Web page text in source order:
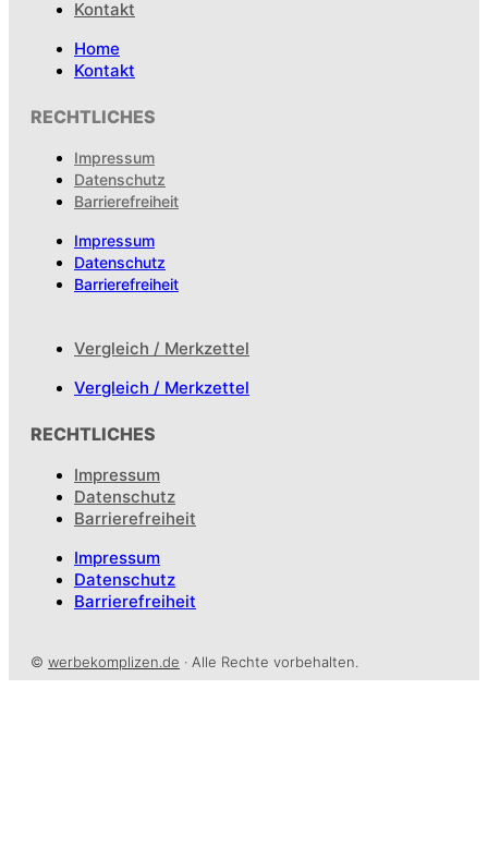
Kontakt
Home
Kontakt
RECHTLICHES
Impressum
Datenschutz
Barrierefreiheit
Impressum
Datenschutz
Barrierefreiheit
Vergleich / Merkzettel
Vergleich / Merkzettel
RECHTLICHES
Impressum
Datenschutz
Barrierefreiheit
Impressum
Datenschutz
Barrierefreiheit
© werbekomplizen.de · Alle Rechte vorbehalten.